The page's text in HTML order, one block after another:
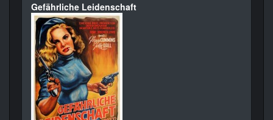
Gefährliche Leidenschaft